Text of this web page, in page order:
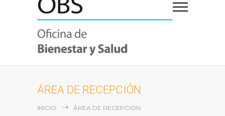
ÁREA DE RECEPCIÓN
INICIO ÁREA DE RECEPCIÓN